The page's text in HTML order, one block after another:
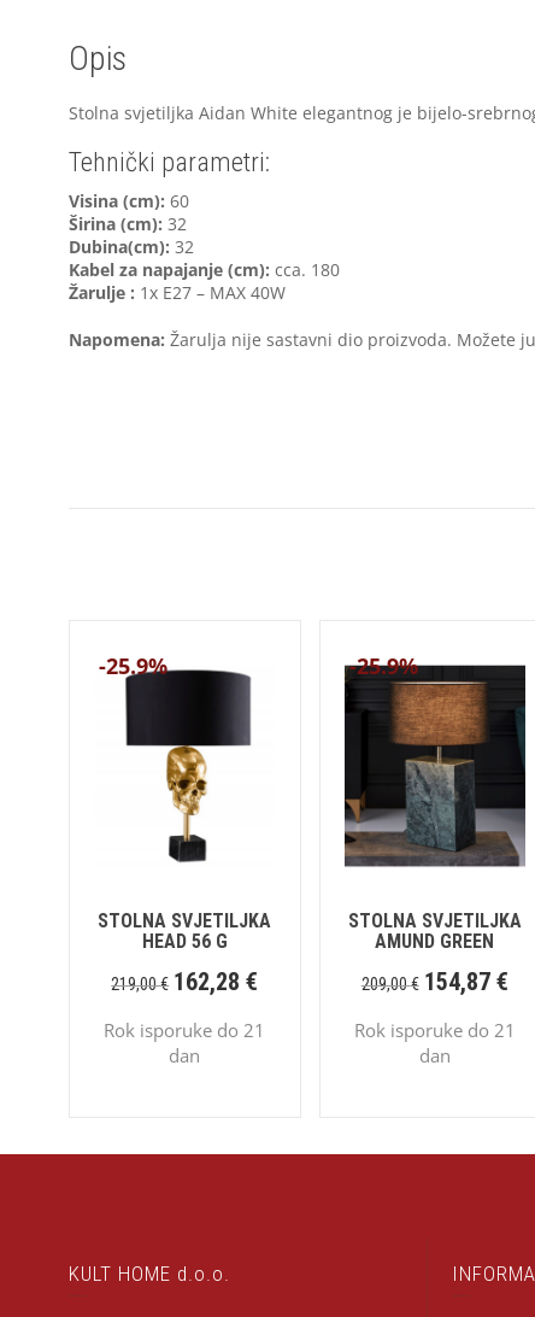
Opis
Stolna svjetiljka Aidan White elegantnog je bijelo-
Tehnički parametri:
Visina (cm): 60
Širina (cm): 32
Dubina(cm): 32
Kabel za napajanje (cm): cca. 180
Žarulje : 1x E27 – MAX 40W
Napomena: Žarulja nije sastavni dio proizvoda. Možete
-25.9%
STOLNA SVJETILJKA
HEAD 56 G
219,00€ 162,28€
Rok isporuke do 21
dan
-25.9%
STOLNA SVJETILJKA
AMUND GREEN
209,00€ 154,87 €
Rok isporuke do 21
dan
KULT HOME d.o.o.